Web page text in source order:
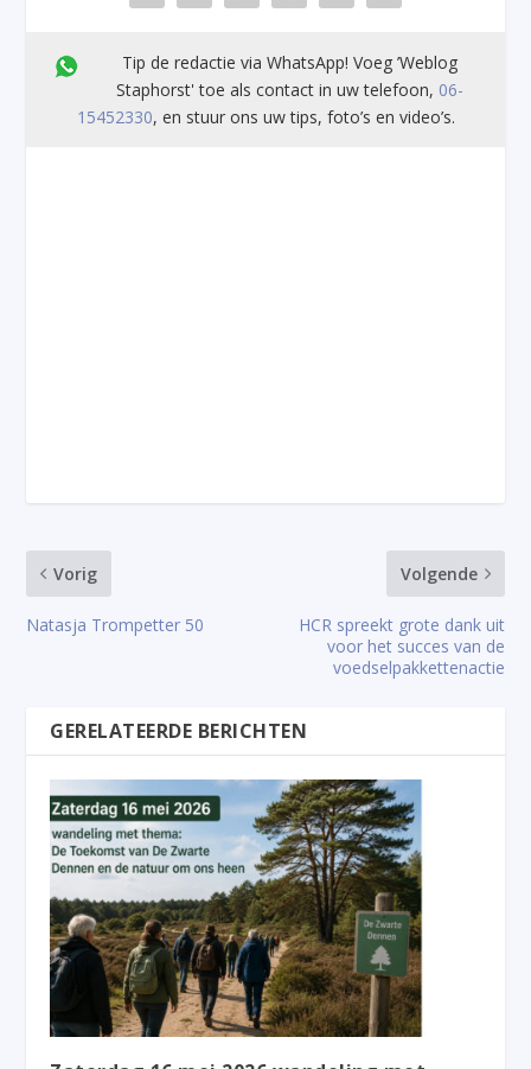
Tip de redactie via WhatsApp! Voeg ’Weblog
Staphorst' toe als contact in uw telefoon, 06-
15452330, en stuur ons uw tips, foto’s en video’s.
Vorig
Natasja Trompetter 50
Volgende
HCR spreekt grote dank uit
voor het succes van de
voedselpakkettenactie
GERELATEERDE BERICHTEN